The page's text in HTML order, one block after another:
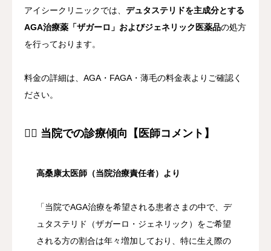
アイシークリニックでは、 デュタステリドを主成分とする
AGA治療薬「ザガーロ」およびジェネリック医薬品の処方
を行っております。
料金の詳細は、AGA・FAGA・薄毛の料金表よりご確認く
ださい。
👨‍⚕️ 当院での診療傾向【医師コメント】
高桑康太医師（当院治療責任者）より
「当院でAGA治療を希望される患者さまの中で、デ
ュタステリド（ザガーロ・ジェネリック）をご希望
される方の割合は年々増加しており、特に生え際の